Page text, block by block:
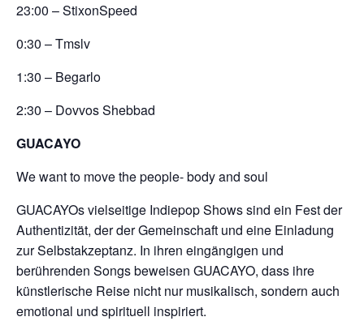
23:00 – StixonSpeed
0:30 – Tmslv
1:30 – Begarlo
2:30 – Dovvos Shebbad
GUACAYO
We want to move the people- body and soul
GUACAYOs vielseitige Indiepop Shows sind ein Fest der
Authentizität, der der Gemeinschaft und eine Einladung
zur Selbstakzeptanz. In ihren eingängigen und
berührenden Songs beweisen GUACAYO, dass ihre
künstlerische Reise nicht nur musikalisch, sondern auch
emotional und spirituell inspiriert.